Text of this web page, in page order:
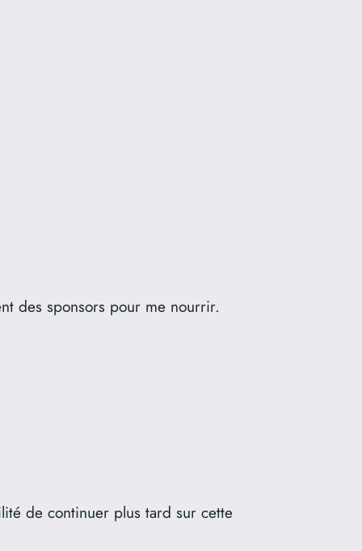
des sponsors pour me nourrir.
de continuer plus tard sur cette